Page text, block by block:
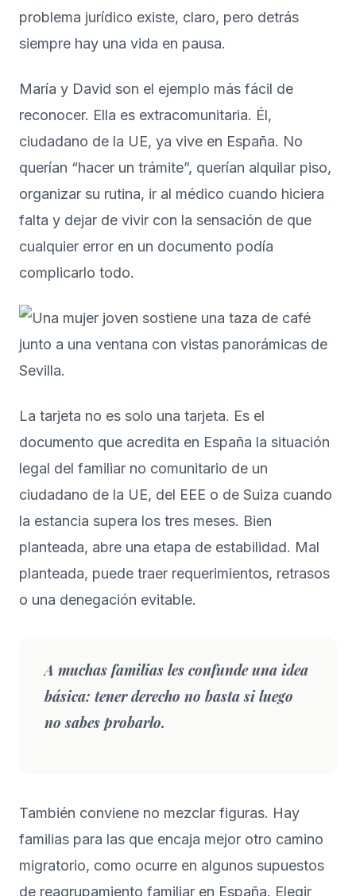
problema jurídico existe, claro, pero detrás
siempre hay una vida en pausa.
María y David son el ejemplo más fácil de
reconocer. Ella es extracomunitaria. Él,
ciudadano de la UE, ya vive en España. No
querían “hacer un trámite”, querían alquilar piso,
organizar su rutina, ir al médico cuando hiciera
falta y dejar de vivir con la sensación de que
cualquier error en un documento podía
complicarlo todo.
La tarjeta no es solo una tarjeta. Es el
documento que acredita en España la situación
legal del familiar no comunitario de un
ciudadano de la UE, del EEE o de Suiza cuando
la estancia supera los tres meses. Bien
planteada, abre una etapa de estabilidad. Mal
planteada, puede traer requerimientos, retrasos
o una denegación evitable.
A muchas familias les confunde una idea
básica: tener derecho no basta si luego
no sabes probarlo.
También conviene no mezclar figuras. Hay
familias para las que encaja mejor otro camino
migratorio, como ocurre en algunos supuestos
de reagrupamiento familiar en España. Elegir